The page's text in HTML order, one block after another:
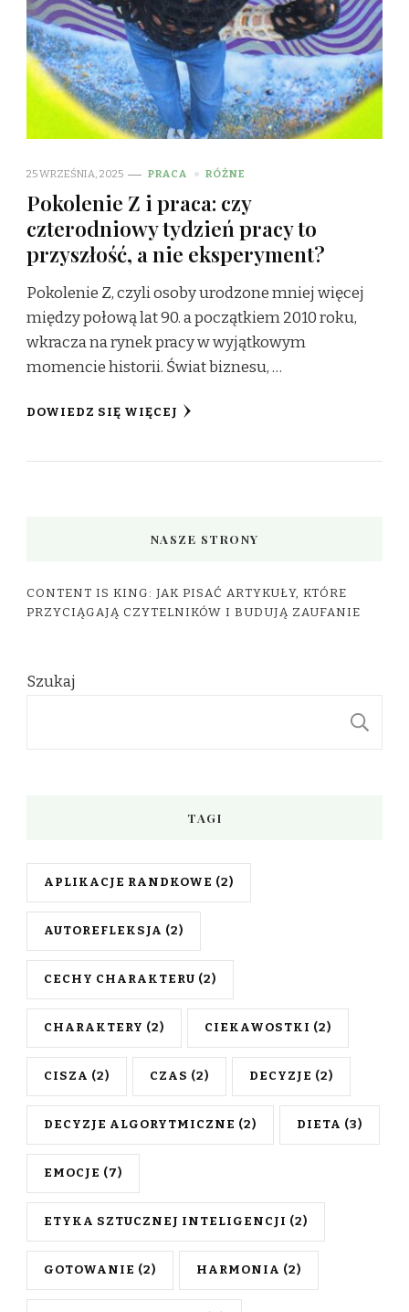
25 WRZEŚNIA, 2025 PRACA RÓŻNE
Pokolenie Z i praca: czy
czterodniowy tydzień pracy to
przyszłość, a nie eksperyment?
Pokolenie Z, czyli osoby urodzone mniej więcej
między połową lat 90. a początkiem 2010 roku,
wkracza na rynek pracy w wyjątkowym
momencie historii. Świat biznesu, …
DOWIEDZ SIĘ WIĘCEJ
NASZE STRONY
CONTENT IS KING: JAK PISAĆ ARTYKUŁY, KTÓRE
PRZYCIĄGAJĄ CZYTELNIKÓW I BUDUJĄ ZAUFANIE
Szukaj
TAGI
APLIKACJE RANDKOWE (2)
AUTOREFLEKSJA (2)
CECHY CHARAKTERU (2)
CHARAKTERY (2) CIEKAWOSTKI (2)
CISZA (2) CZAS (2) DECYZJE (2)
DECYZJE ALGORYTMICZNE (2) DIETA (3)
EMOCJE (7)
ETYKA SZTUCZNEJ INTELIGENCJI (2)
GOTOWANIE (2) HARMONIA (2)